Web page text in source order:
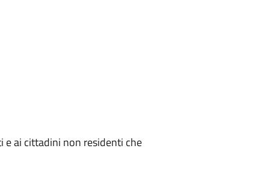
e ai cittadini non residenti che